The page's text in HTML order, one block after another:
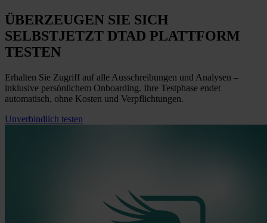
ÜBERZEUGEN SIE SICH
SELBSTJETZT DTAD PLATTFORM
TESTEN
Erhalten Sie Zugriff auf alle Ausschreibungen und Analysen –
inklusive persönlichem Onboarding. Ihre Testphase endet
automatisch, ohne Kosten und Verpflichtungen.
Unverbindlich testen